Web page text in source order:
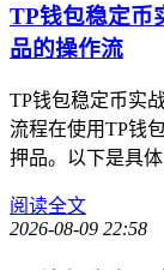
TP钱包稳定币
品的操作流
TP钱包稳定币实
流程在使用TP钱
押品。以下是具
阅读全文
2026-08-09 22:58